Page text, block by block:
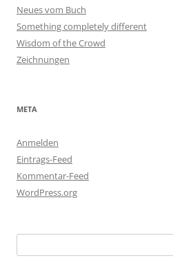
Neues vom Buch
Something completely different
Wisdom of the Crowd
Zeichnungen
META
Anmelden
Eintrags-Feed
Kommentar-Feed
WordPress.org
nach: